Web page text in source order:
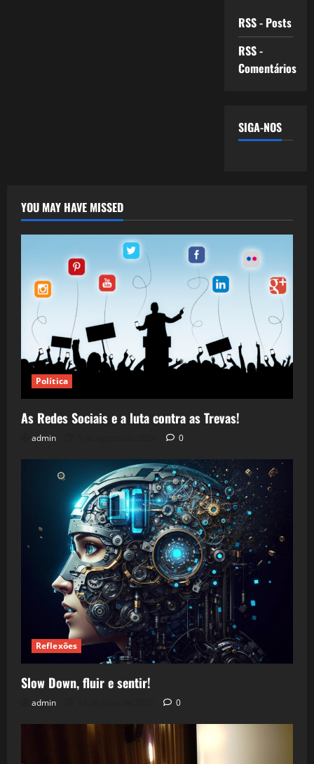
RSS - Posts
RSS -
Comentários
SIGA-NOS
YOU MAY HAVE MISSED
Política
As Redes Sociais e a luta contra as Trevas!
admin 0
Reflexões
Slow Down, fluir e sentir!
admin 0